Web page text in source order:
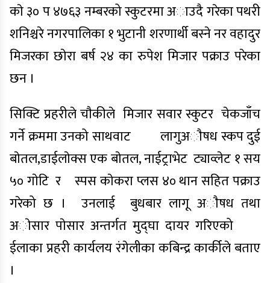
काे ३० प४७६३नम्बरको स्कुटरमा अाउदै गरेका पथरी
शनिश्चरे नगरपालिका १ भुटानी शरणार्थी बस्ने नर वहादुर
मिजरका छाेरा बर्ष २४ का रुपेश मिजार पक्राउ परेका
छन ।
सिक्टि प्रहरीले चाैकीले मिजार सवार स्कुटर चेकजाँच
गर्ने क्रममा उनको साथवाट लागुअाैषध स्कप दुई
बाेतल,डाईलाेक्स एक बाेतल, नाईट्राभेट ट्याव्लेट १ सय
५० गाेटि र स्पस काेकरा प्लस ४० थान सहित पक्राउ
गरेको छ । उनलाई बुधबार लागू अाैषध तथा
अाेसार पाेसार अन्तर्गत मुद्घा दायर गरिएको
ईलाका प्रहरी कार्यलय रंगेलीका कबिन्द्र कार्कीले बताए
।